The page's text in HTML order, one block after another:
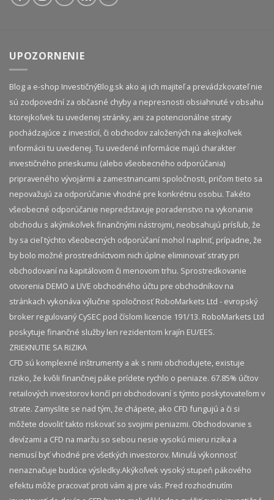
UPOZORNENIE
Blog a e-shop InvestičnýBlog.sk ako aj ich majiteľ a prevádzkovateľ nie
sú zodpovední za občasné chyby a nepresnosti obsiahnuté v obsahu
ktorejkoľvek tu uvedenej stránky, ani za potencionálne straty
pochádzajúce z investícií, či obchodov založených na akejkoľvek
informácii tu uvedenej. Tu uvedené informácie majú charakter
investičného prieskumu (alebo všeobecného odporúčania)
pripraveného vývojármi a zamestnancami spoločnosti, pričom tieto sa
nepovažujú za odporúčanie vhodné pre konkrétnu osobu. Takéto
všeobecné odporúčanie nepredstavuje poradenstvo na vykonanie
obchodu s akýmikoľvek finančnými nástrojmi, neobsahujú prísľub, že
by sa cieľ týchto všeobecných odporúčaní mohol naplniť, prípadne, že
by bolo možné prostredníctvom nich úplne eliminovať straty pri
obchodovaní na kapitálovom či menovom trhu. Sprostredkovanie
otvorenia DEMO a LIVE obchodného účtu pre obchodníkov na
stránkach vykonáva výlučne spoločnosť RoboMarkets Ltd - evropský
broker regulovaný CySEC pod číslom licencie 191/13. RoboMarkets Ltd
poskytuje finančné služby len rezidentom krajín EU/EES.
ZRIEKNUTIE SA RIZIKA
CFD sú komplexné inštrumenty a ak s nimi obchodujete, existuje
riziko, že kvôli finančnej páke prídete rychlo o peniaze. 67.85% účtov
retailových investorov končí pri obchodovaní s týmto poskytovateľom v
strate. Zamyslite se nad tým, že chápete, ako CFD fungujú a či si
môžete dovoliť takto riskovať so svojimi peniazmi. Obchodovanie s
devízami a CFD na maržu so sebou nesie vysokú mieru rizika a
nemusí byť vhodné pre všetkých investorov. Minulá výkonnosť
nenaznačuje budúce výsledky.​ Akýkoľvek vysoký stupeň pákového
efektu môže pracovať proti vám aj pre vás. Pred rozhodnutím